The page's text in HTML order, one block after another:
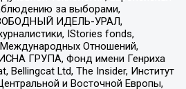
за выборами,
ИДЕЛЬ-УРАЛ,
IStories fonds,
Отношений,
ГРУПА, Фонд имени Генриха
Bellingcat Ltd, The Insider, Институт
и Восточной Европы,